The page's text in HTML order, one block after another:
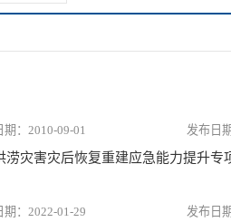
2010-09-01
涝灾害灾后恢复重建应急能力提升专
2022-01-29